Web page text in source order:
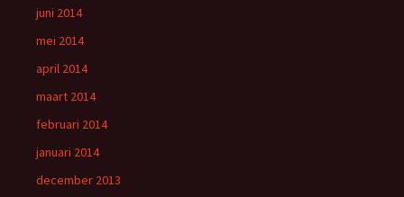
juni 2014
mei 2014
april 2014
maart 2014
februari 2014
januari 2014
december 2013